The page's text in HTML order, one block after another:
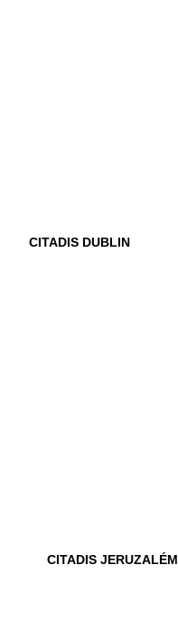
CITADIS DUBLIN
CITADIS JERUZALÉM